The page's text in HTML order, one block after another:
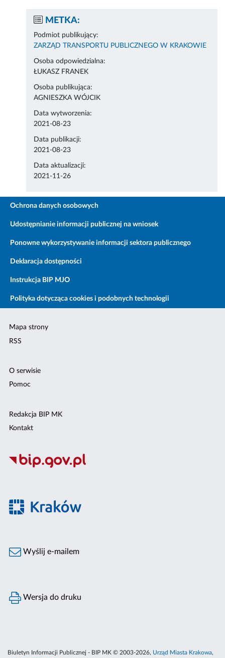
METKA:
Podmiot publikujący:
ZARZĄD TRANSPORTU PUBLICZNEGO W KRAKOWIE
Osoba odpowiedzialna:
ŁUKASZ FRANEK
Osoba publikująca:
AGNIESZKA WÓJCIK
Data wytworzenia:
2021-08-23
Data publikacji:
2021-08-23
Data aktualizacji:
2021-11-26
Ochrona danych osobowych
Udostępnianie informacji publicznej na wniosek
Ponowne wykorzystywanie informacji sektora publicznego
Deklaracja dostępności
Instrukcja BIP MJO
Polityka dotycząca cookies i podobnych technologii
Mapa strony
RSS
O serwisie
Pomoc
Redakcja BIP MK
Kontakt
Wyślij e-mailem
Wersja do druku
Biuletyn Informacji Publicznej - BIP MK © 2003-2026, Urząd Miasta Krakowa,